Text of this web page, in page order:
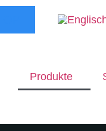
Produkte